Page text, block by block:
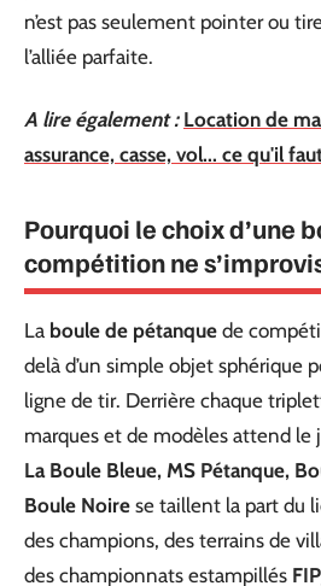
n’est pas seulement pointer ou
l’alliée parfaite.
A lire également : Location de
assurance, casse, vol... ce qu'il
Pourquoi le choix d’une
compétition ne
La boule de pétanque de
delà d’un simple objet sphérique
ligne de tir. Derrière chaque
marques et de modèles attend le
La Boule Bleue, MS Pétanque,
Boule Noire se taillent la part du
des champions, des terrains de
des championnats estampillés